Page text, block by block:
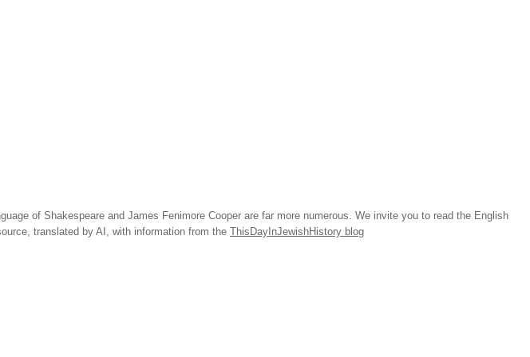
of Shakespeare and James Fenimore Cooper are far more numerous. We invite you to read the English
translated by AI, with information from the ThisDayInJewishHistory blog